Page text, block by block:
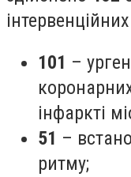
101 –
інфаркті
51 –
ритму;